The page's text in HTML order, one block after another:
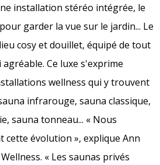
installation stéréo intégrée, le
garder la vue sur le jardin... Le
cosy et douillet, équipé de tout
Ce luxe s'exprime
wellness qui y trouvent
infrarouge, sauna classique,
sauna tonneau... « Nous
cette évolution », explique Ann
« Les saunas privés